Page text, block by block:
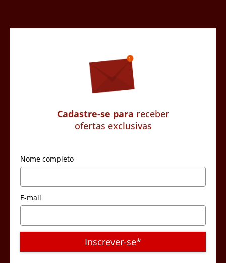
Cadastre-se para receber
ofertas exclusivas
Nome completo
E-mail
Inscrever-se*